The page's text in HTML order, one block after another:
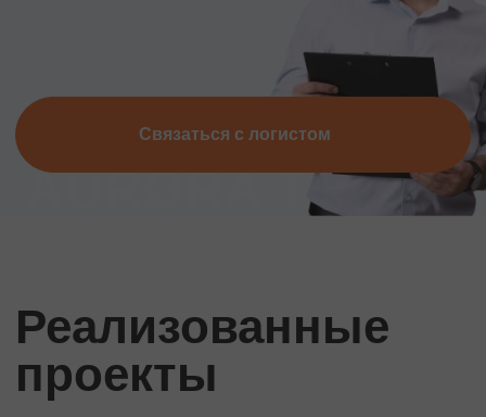
Связаться с логистом
Реализованные
проекты